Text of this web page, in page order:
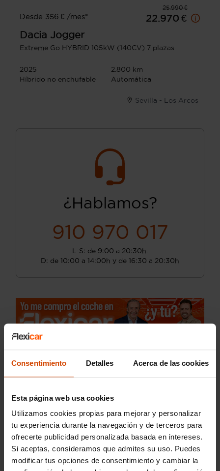
Consentimiento Detalles Acerca de las cookies
Esta página web usa cookies
Utilizamos cookies propias para mejorar y personalizar
tu experiencia durante la navegación y de terceros para
ofrecerte publicidad personalizada basada en intereses.
Si aceptas, consideramos que admites su uso. Puedes
modificar tus opciones de consentimiento y cambiar la
25.990 €
Desde 356 € /mes*
22.970 €
Dacia Jogger
Extreme Go HYBRID 105kW (140CV) 7 plazas
2025
2.800 km
Híbrido no enchufable
Automática
Sevilla - Los Arcos
¿Hablamos?
910 970 017
L-S: de 9:00 a 20:30h.
D: de 10:00 a 14:00h y de 16:30 a 20:30h